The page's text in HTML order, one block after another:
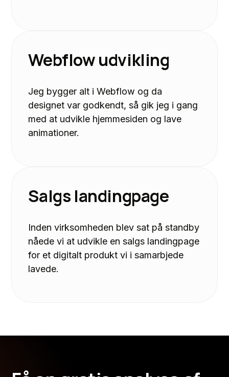
Webflow udvikling
Jeg bygger alt i Webflow og da
designet var godkendt, så gik jeg i gang
med at udvikle hjemmesiden og lave
animationer.
Salgs landingpage
Inden virksomheden blev sat på standby
nåede vi at udvikle en salgs landingpage
for et digitalt produkt vi i samarbjede
lavede.